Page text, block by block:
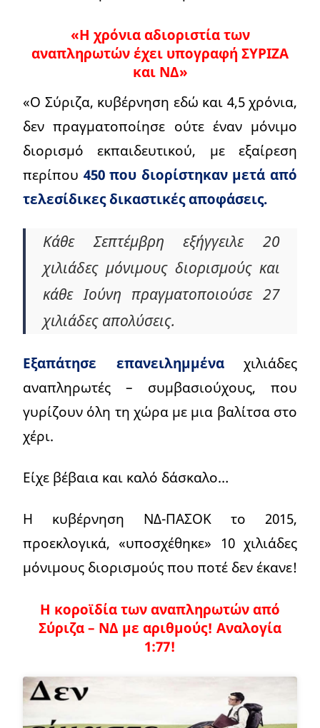
«Η χρόνια αδιοριστία των
αναπληρωτών έχει υπογραφή ΣΥΡΙΖΑ
και ΝΔ»
«Ο Σύριζα, κυβέρνηση εδώ και 4,5 χρόνια,
δεν πραγματοποίησε ούτε έναν μόνιμο
διορισμό εκπαιδευτικού, με εξαίρεση
περίπου 450 που διορίστηκαν μετά από
τελεσίδικες δικαστικές αποφάσεις.
Κάθε Σεπτέμβρη εξήγγειλε 20
χιλιάδες μόνιμους διορισμούς και
κάθε Ιούνη πραγματοποιούσε 27
χιλιάδες απολύσεις.
Εξαπάτησε επανειλημμένα χιλιάδες
αναπληρωτές – συμβασιούχους, που
γυρίζουν όλη τη χώρα με μια βαλίτσα στο
χέρι.
Είχε βέβαια και καλό δάσκαλο…
Η κυβέρνηση ΝΔ-ΠΑΣΟΚ το 2015,
προεκλογικά, «υποσχέθηκε» 10 χιλιάδες
μόνιμους διορισμούς που ποτέ δεν έκανε!
Η κοροϊδία των αναπληρωτών από
Σύριζα – ΝΔ με αριθμούς! Αναλογία
1:77!